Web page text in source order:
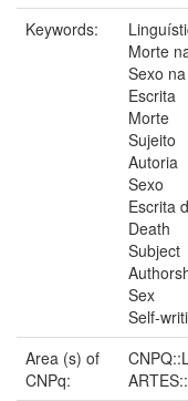
Keywords:
Morte
Sexo
Escrita
Morte
Sujeito
Autoria
Sexo
Escrita
Death
Subject
Sex
Self-
Area (s) of
CNPq: